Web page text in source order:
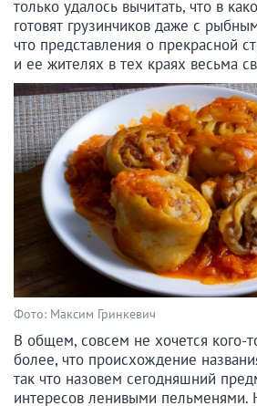
только удалось вычитать, что в
готовят грузинчиков даже с
что представления о прекрасной
и ее жителях в тех краях весьма
Фото: Максим Гринкевич
В общем, совсем не хочется кого-
более, что происхождение
так что назовем сегодняшний
интересов ленивыми пельменями.